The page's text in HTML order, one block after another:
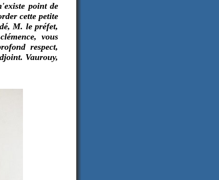
point de
cette petite
M. le préfet,
vous
respect,
Vaurouy,